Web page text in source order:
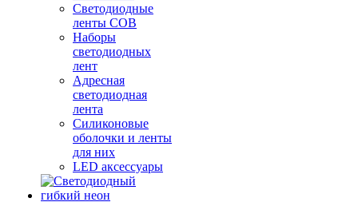
Светодиодные
ленты COB
Наборы
светодиодных
лент
Адресная
светодиодная
лента
Силиконовые
оболочки и ленты
для них
LED аксессуары